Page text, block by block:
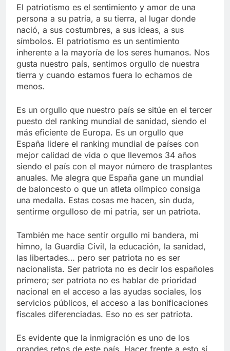
El patriotismo es el sentimiento y amor de una
persona a su patria, a su tierra, al lugar donde
nació, a sus costumbres, a sus ideas, a sus
símbolos. El patriotismo es un sentimiento
inherente a la mayoría de los seres humanos. Nos
gusta nuestro país, sentimos orgullo de nuestra
tierra y cuando estamos fuera lo echamos de
menos.
Es un orgullo que nuestro país se sitúe en el tercer
puesto del ranking mundial de sanidad, siendo el
más eficiente de Europa. Es un orgullo que
España lidere el ranking mundial de países con
mejor calidad de vida o que llevemos 34 años
siendo el país con el mayor número de trasplantes
anuales. Me alegra que España gane un mundial
de baloncesto o que un atleta olímpico consiga
una medalla. Estas cosas me hacen, sin duda,
sentirme orgulloso de mi patria, ser un patriota.
También me hace sentir orgullo mi bandera, mi
himno, la Guardia Civil, la educación, la sanidad,
las libertades… pero ser patriota no es ser
nacionalista. Ser patriota no es decir los españoles
primero; ser patriota no es hablar de prioridad
nacional en el acceso a las ayudas sociales, los
servicios públicos, el acceso a las bonificaciones
fiscales diferenciadas. Eso no es ser patriota.
Es evidente que la inmigración es uno de los
grandes retos de este país. Hacer frente a esto sí